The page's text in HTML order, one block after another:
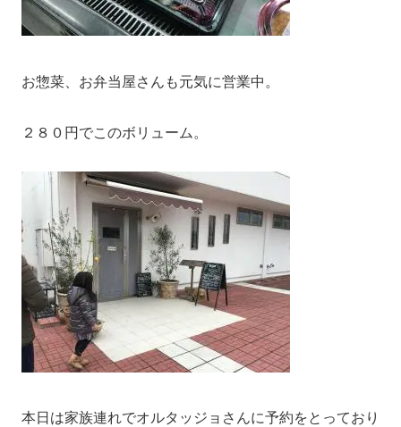
お惣菜、お弁当屋さんも元気に営業中。
２８０円でこのボリューム。
本日は家族連れでオルタッジョさんに予約をとっており